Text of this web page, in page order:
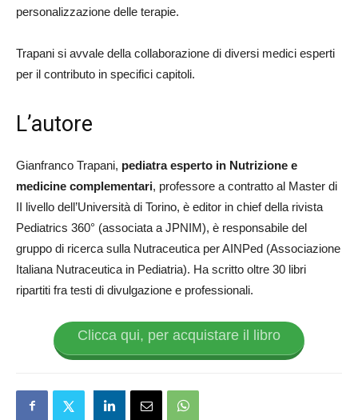
personalizzazione delle terapie.
Trapani si avvale della collaborazione di diversi medici esperti
per il contributo in specifici capitoli.
L’autore
Gianfranco Trapani, pediatra esperto in Nutrizione e
medicine complementari, professore a contratto al Master di
II livello dell’Università di Torino, è editor in chief della rivista
Pediatrics 360° (associata a JPNIM), è responsabile del
gruppo di ricerca sulla Nutraceutica per AINPed (Associazione
Italiana Nutraceutica in Pediatria). Ha scritto oltre 30 libri
ripartiti fra testi di divulgazione e professionali.
Clicca qui, per acquistare il libro